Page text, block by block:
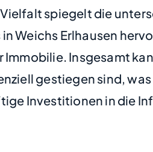
spiegelt die
Erlhausen
Insgesamt
gestiegen sind,
Investitionen in die